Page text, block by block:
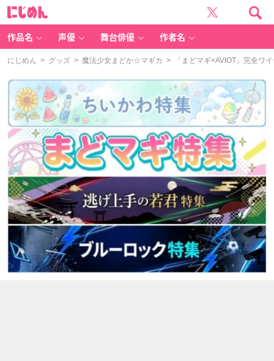
作品名 声優 舞台俳優 作者名
にじめん > グッズ > 魔法少女まどか☆マギカ > 「まどマギ×AVIOT」完全ワ